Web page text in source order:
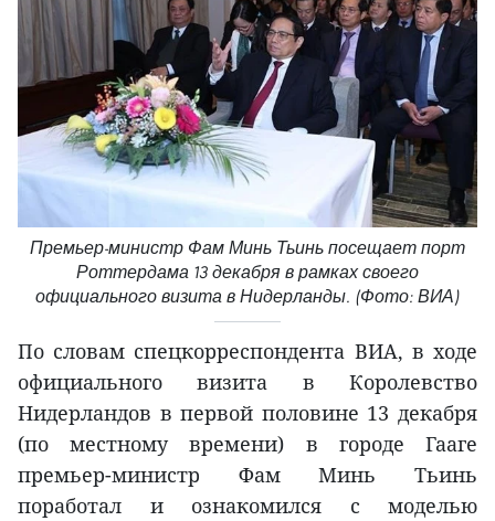
Премьер-министр Фам Минь Тьинь посещает порт
Роттердама 13 декабря в рамках своего
официального визита в Нидерланды. (Фото: ВИА)
По словам спецкорреспондента ВИА, в ходе
официального визита в Королевство
Нидерландов в первой половине 13 декабря
(по местному времени) в городе Гааге
премьер-министр Фам Минь Тьинь
поработал и ознакомился с моделью